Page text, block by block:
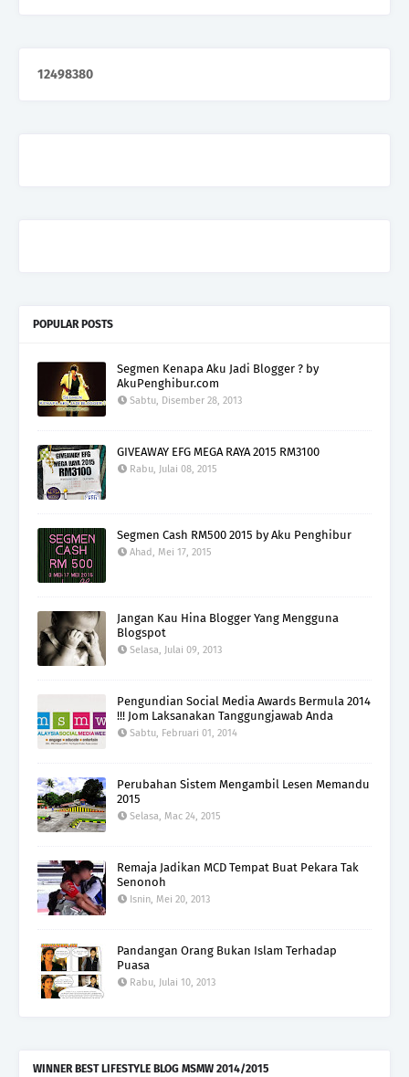
12498380
POPULAR POSTS
Segmen Kenapa Aku Jadi Blogger ? by
AkuPenghibur.com
Sabtu, Disember 28, 2013
GIVEAWAY EFG MEGA RAYA 2015 RM3100
Rabu, Julai 08, 2015
Segmen Cash RM500 2015 by Aku Penghibur
Ahad, Mei 17, 2015
Jangan Kau Hina Blogger Yang Mengguna
Blogspot
Selasa, Julai 09, 2013
Pengundian Social Media Awards Bermula 2014
!!! Jom Laksanakan Tanggungjawab Anda
Sabtu, Februari 01, 2014
Perubahan Sistem Mengambil Lesen Memandu
2015
Selasa, Mac 24, 2015
Remaja Jadikan MCD Tempat Buat Pekara Tak
Senonoh
Isnin, Mei 20, 2013
Pandangan Orang Bukan Islam Terhadap
Puasa
Rabu, Julai 10, 2013
WINNER BEST LIFESTYLE BLOG MSMW 2014/2015